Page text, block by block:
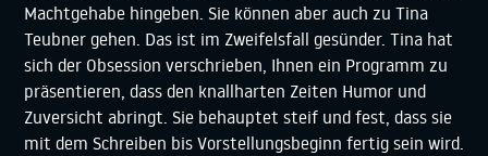
Machtgehabe hingeben. Sie können aber auch zu Tina
Teubner gehen. Das ist im Zweifelsfall gesünder. Tina hat
sich der Obsession verschrieben, Ihnen ein Programm zu
präsentieren, dass den knallharten Zeiten Humor und
Zuversicht abringt. Sie behauptet steif und fest, dass sie
mit dem Schreiben bis Vorstellungsbeginn fertig sein wird.